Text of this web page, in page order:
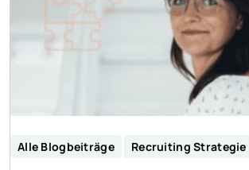
Alle Blogbeiträge Recruiting Strategie